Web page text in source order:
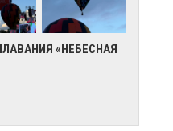
«НЕБЕСНАЯ